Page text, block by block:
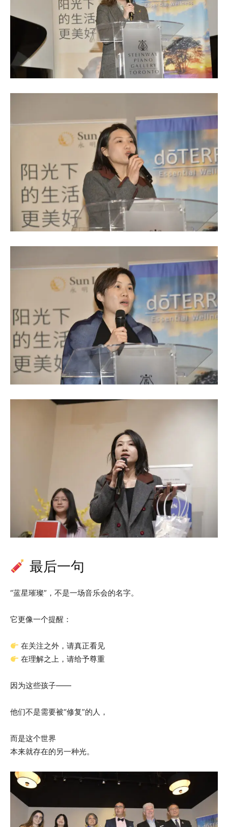
最后一句
“蓝星璀璨”，不是一场音乐会的名字。
它更像一个提醒：
在关注之外，请真正看见
在理解之上，请给予尊重
因为这些孩子——
他们不是需要被“修复”的人，
而是这个世界
本来就存在的另一种光。